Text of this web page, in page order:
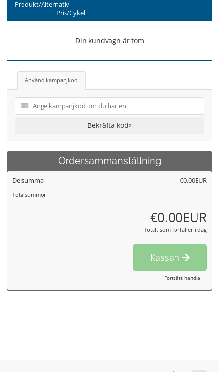
Produkt/Alternativ
Pris/Cykel
Din kundvagn är tom
Använd kampanjkod
Bekräfta kod»
Ordersammanställning
Delsumma €0.00EUR
Totalsummor
€0.00EUR
Totalt som förfaller i dag
Kassan
Fortsätt handla